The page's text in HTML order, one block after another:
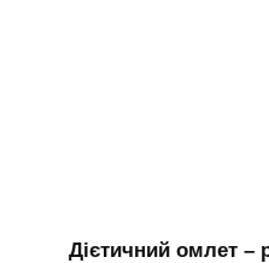
Дієтичний омлет –